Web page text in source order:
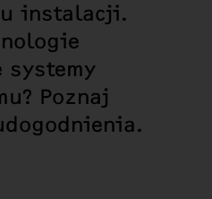
instalacji.
systemy
Poznaj